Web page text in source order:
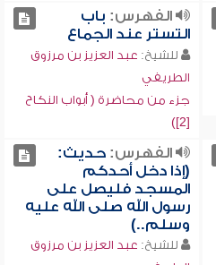
الفهرس: باب
التستر عند الجماع
للشيخ: عبد العزيز بن مرزوق
الطريفي
جزء من محاضرة ( أبواب النكاح
[2])
الفهرس:حديث:
(إذا دخل أحدكم
المسجد فليصل على
رسول الله صلى الله عليه
وسلم..)
للشيخ: عبد العزيز بن مرزوق